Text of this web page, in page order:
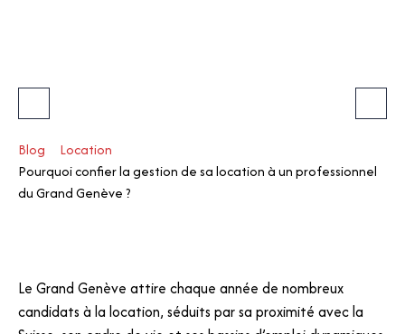
Blog
Location
Pourquoi confier la gestion de sa location à un professionnel
du Grand Genève ?
Le Grand Genève attire chaque année de nombreux
candidats à la location, séduits par sa proximité avec la